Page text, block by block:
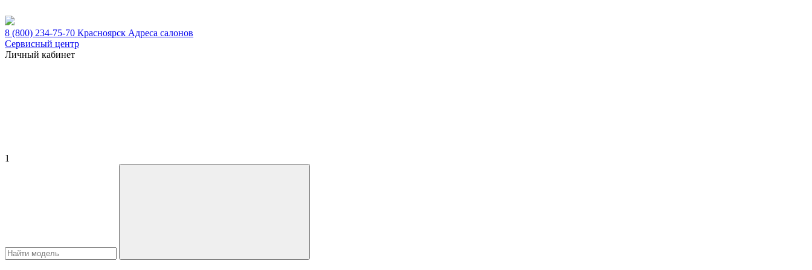
8 (800) 234-75-70 Красноярск Адреса салонов
Сервисный центр
Личный кабинет
1